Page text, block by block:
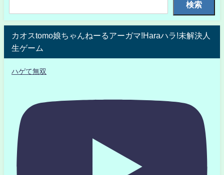
検索
カオスtomo娘ちゃんねーるアーガマ!Haraハラ!未解決人
生ゲーム
ハゲて無双